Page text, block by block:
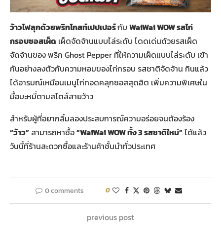
ว้าวไฟลุกด้วยพริกโกสท์เปปเปอร์กับ WaiWai WOW รสไก่
กรอบซอสเผ็ด เผ็ดจัดจ้านแบบไล่ระดับ โดดเด่นด้วยรสเผ็ด
จัดจ้านของ พริก Ghost Pepper ที่ให้ความเผ็ดแบบไล่ระดับ เข้า
กันอย่างลงตัวกับความหอมของไก่กรอบ รสชาติจัดจ้าน กินแล้ว
ได้อารมณ์เหมือนเมนูไก่ทอดคลุกซอสสุดฮิต เพิ่มความพิเศษใน
มื้อบะหมี่ตามสไตล์สายว้าว
สำหรับผู้ที่อยากลิ้มลองประสบการณ์ความอร่อยจนต้องร้อง
“ว้าว” สามารถหาซื้อ“WaiWai WOW ทั้ง 3 รสชาติใหม่”ได้แล้ว
วันนี้ที่ร้านสะดวกซื้อและร้านค้าชั้นนำทั่วประเทศ
0 comments 0
previous post